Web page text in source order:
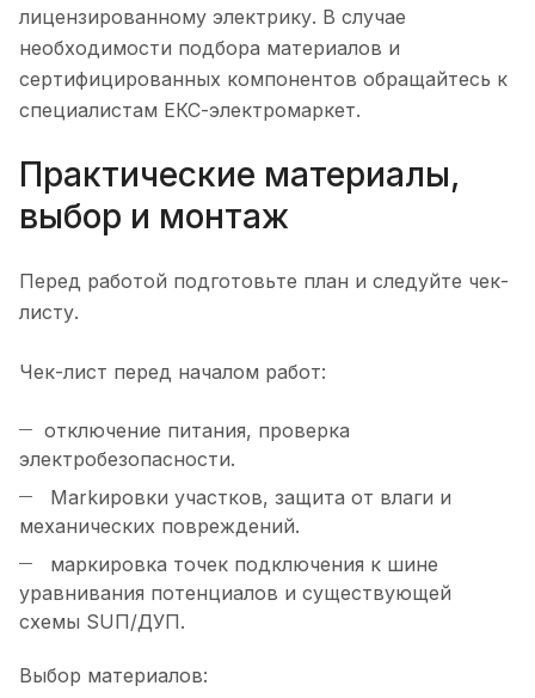
лицензированному электрику. В случае
необходимости подбора материалов и
сертифицированных компонентов обращайтесь к
специалистам ЕКС-электромаркет.
Практические материалы,
выбор и монтаж
Перед работой подготовьте план и следуйте чек-
листу.
Чек-лист перед началом работ:
отключение питания, проверка
электробезопасности.
Markировки участков, защита от влаги и
механических повреждений.
маркировка точек подключения к шине
уравнивания потенциалов и существующей
схемы SUП/ДУП.
Выбор материалов: